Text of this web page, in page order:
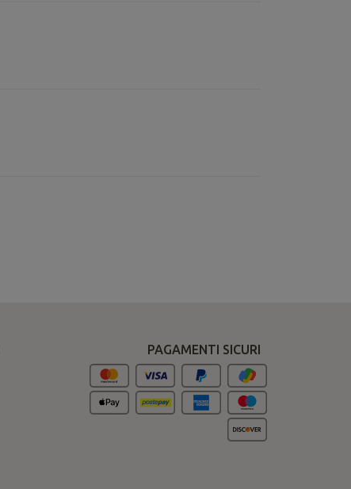
PAGAMENTI SICURI